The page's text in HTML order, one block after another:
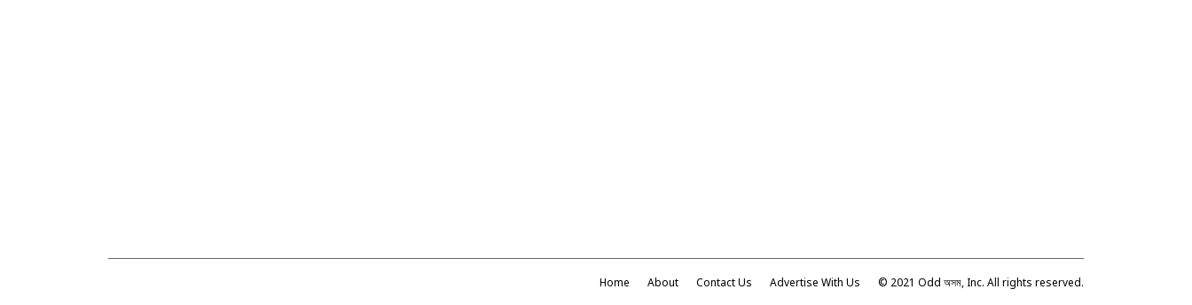
Home About Contact Us Advertise With Us © 2021 Odd অসম, Inc. All rights reserved.